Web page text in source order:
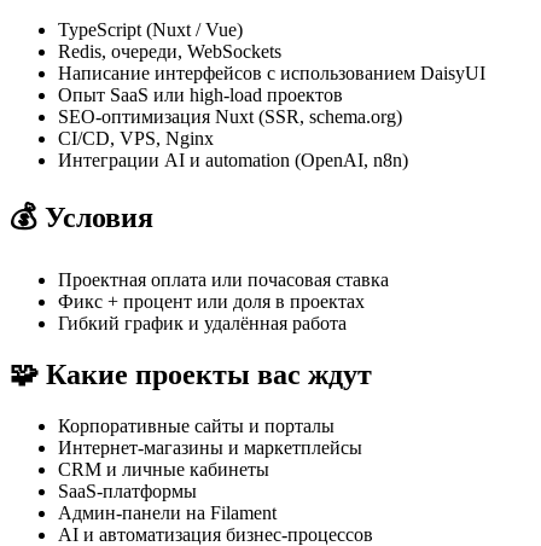
TypeScript (Nuxt / Vue)
Redis, очереди, WebSockets
Написание интерфейсов с использованием DaisyUI
Опыт SaaS или high-load проектов
SEO-оптимизация Nuxt (SSR, schema.org)
CI/CD, VPS, Nginx
Интеграции AI и automation (OpenAI, n8n)
💰 Условия
Проектная оплата или почасовая ставка
Фикс + процент или доля в проектах
Гибкий график и удалённая работа
🧩 Какие проекты вас ждут
Корпоративные сайты и порталы
Интернет-магазины и маркетплейсы
CRM и личные кабинеты
SaaS-платформы
Админ-панели на Filament
AI и автоматизация бизнес-процессов